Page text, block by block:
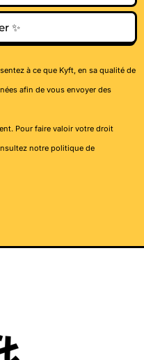
✨
à ce que Kyft, en sa qualité de
afin de vous envoyer des
Pour faire valoir votre droit
notre politique de